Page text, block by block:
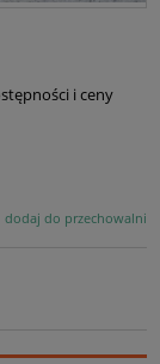
i ceny
dodaj do przechowalni